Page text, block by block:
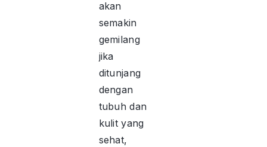
akan
semakin
gemilang
jika
ditunjang
dengan
tubuh dan
kulit yang
sehat,